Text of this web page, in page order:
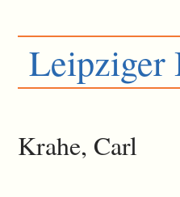
Leipziger
Krahe, Carl